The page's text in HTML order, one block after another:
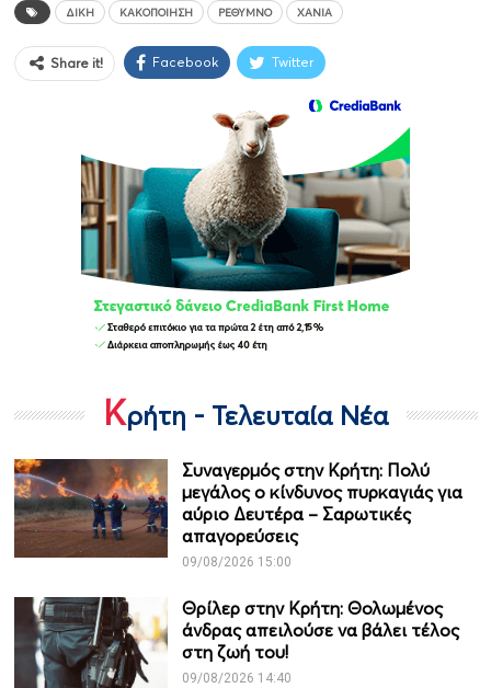
ΔΊΚΗ ΚΑΚΟΠΟΊΗΣΗ ΡΈΘΥΜΝΟ ΧΑΝΙΆ
Share it! Facebook Twitter
Κρήτη - Τελευταία Νέα
Συναγερμός στην Κρήτη: Πολύ
μεγάλος ο κίνδυνος πυρκαγιάς για
αύριο Δευτέρα – Σαρωτικές
απαγορεύσεις
09/08/2026 15:00
Θρίλερ στην Κρήτη: Θολωμένος
άνδρας απειλούσε να βάλει τέλος
στη ζωή του!
09/08/2026 14:40